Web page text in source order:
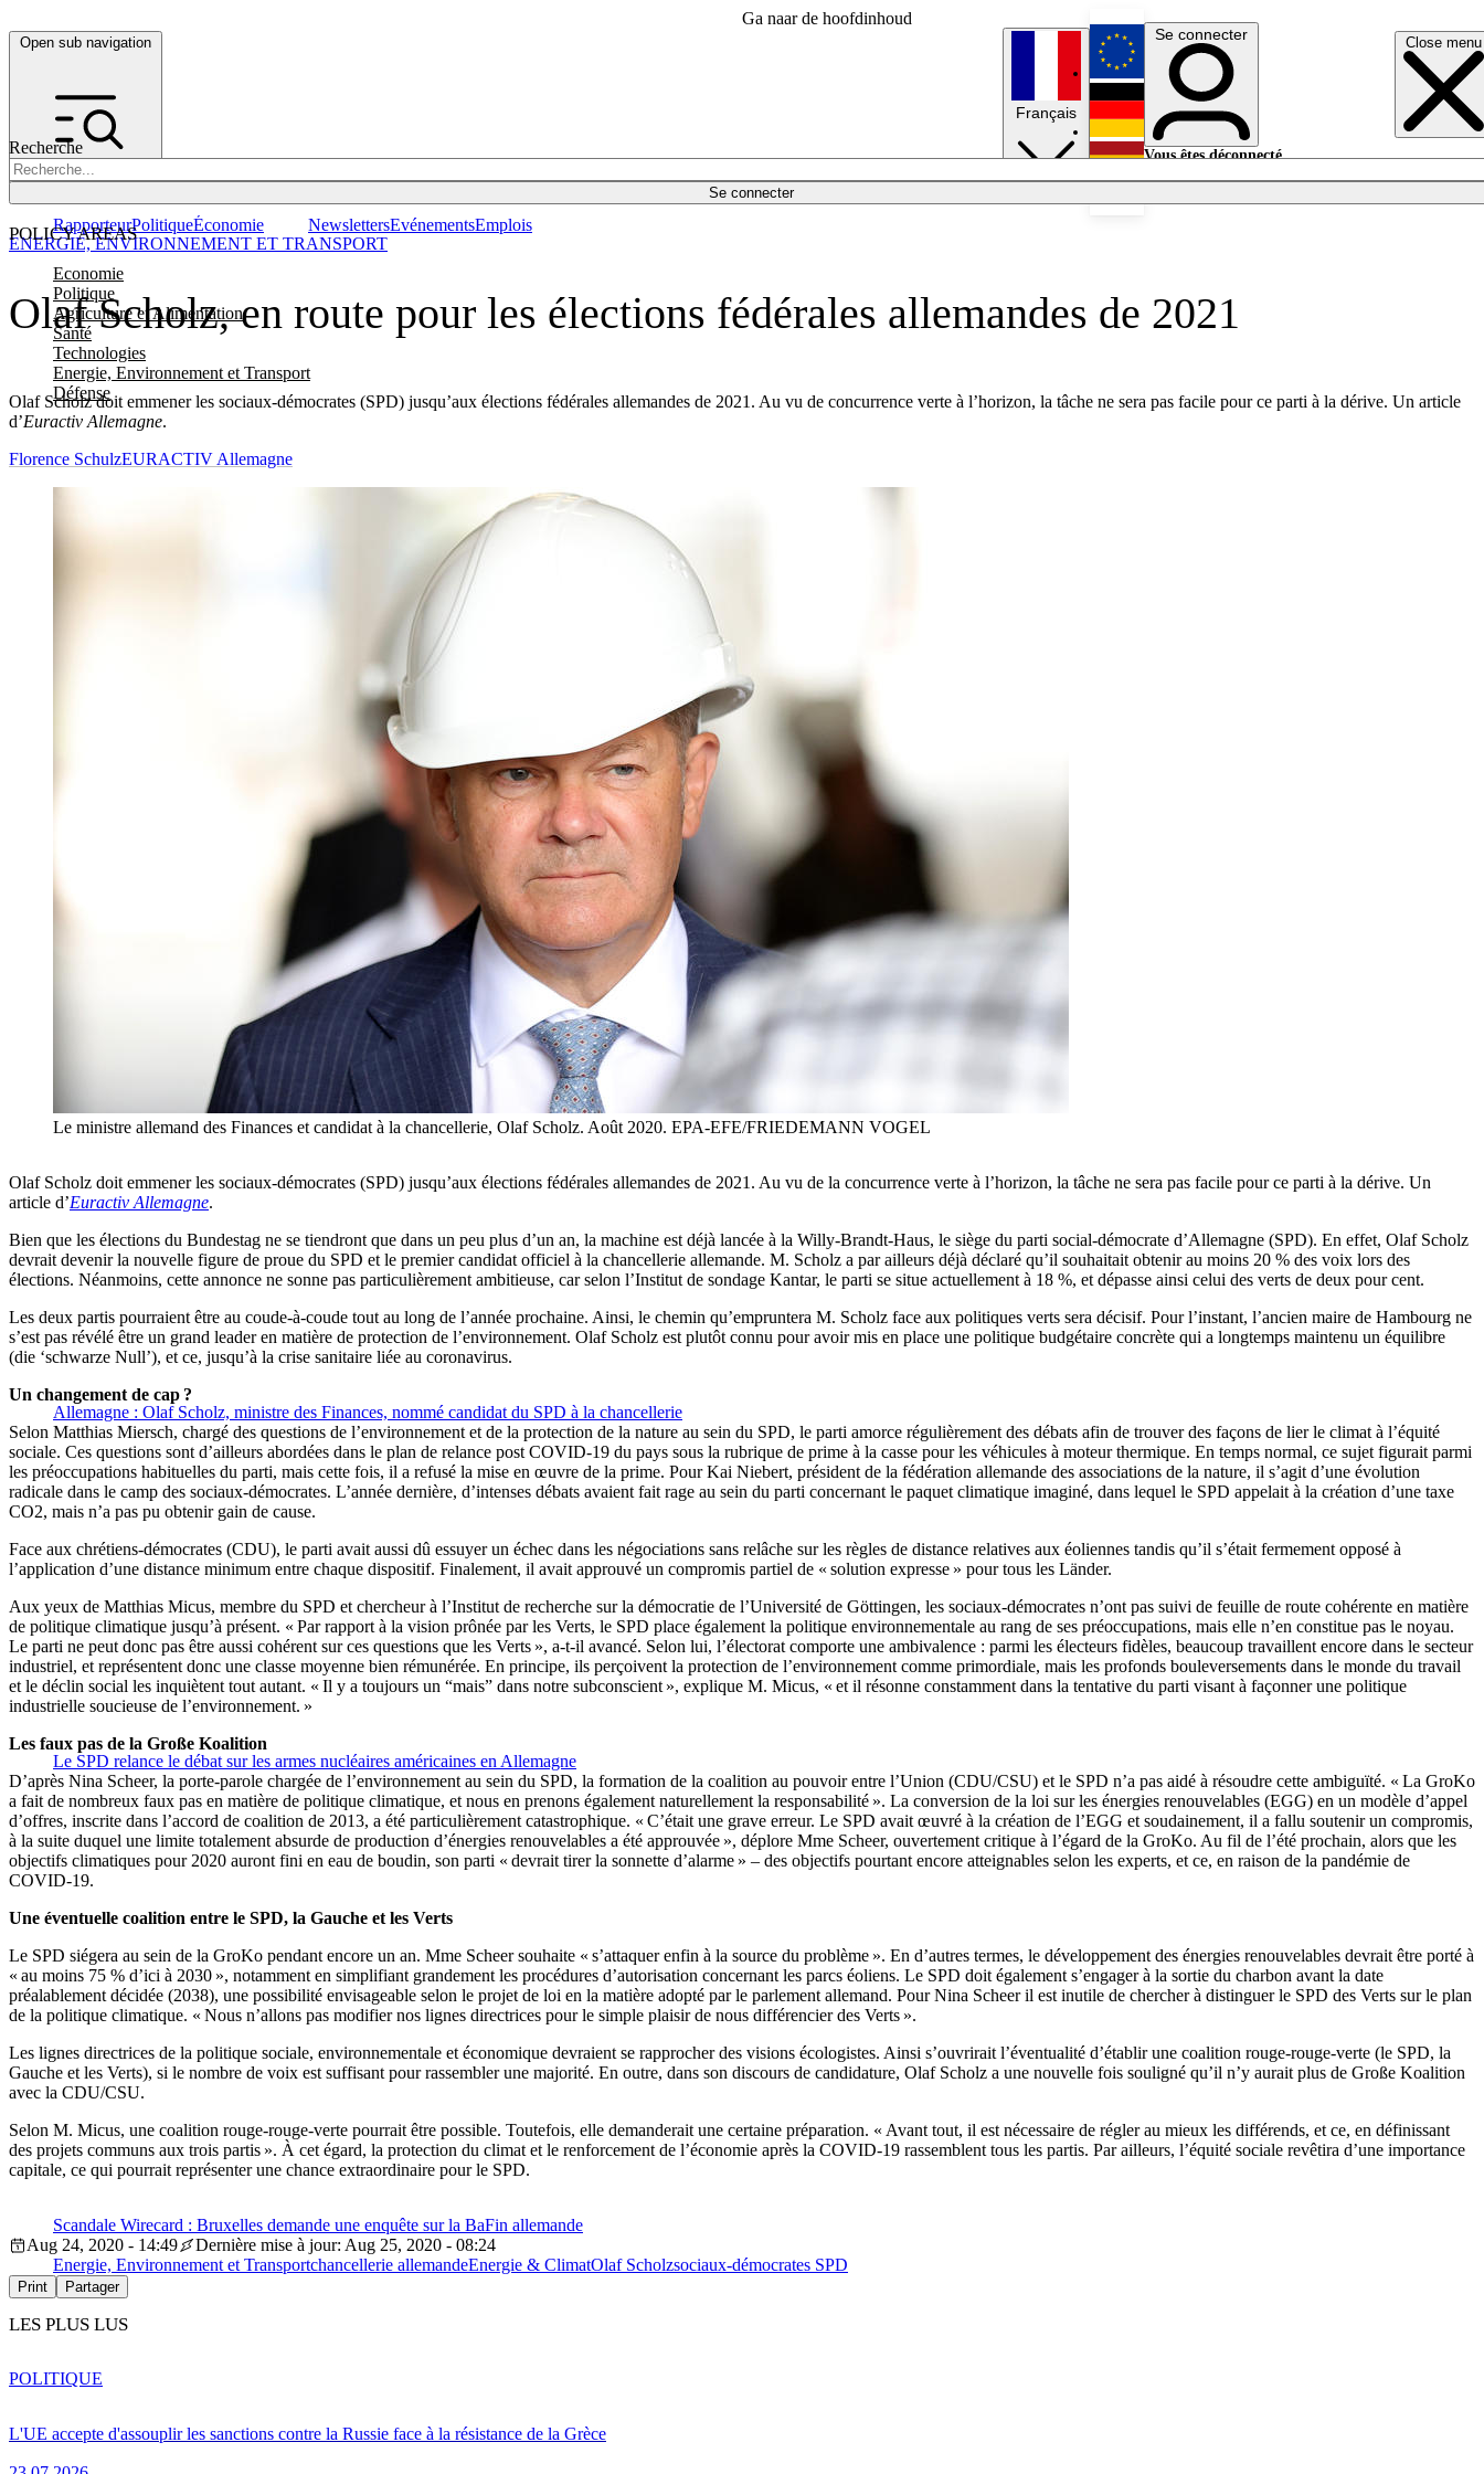
Ga naar de hoofdinhoud
Open sub navigation Close menu
Recherche
Se connecter
POLICY AREAS
Economie
Politique
Agriculture et Alimentation
Santé
Technologies
Energie, Environnement et Transport
Défense
RapporteurPolitiqueÉconomie NewslettersEvénementsEmplois
Français
English
Deutsch
Se connecter
Vous êtes déconnecté.
Olaf Scholz, en route pour les élections fédérales allemandes de 2021
Olaf Scholz doit emmener les sociaux-démocrates (SPD) jusqu’aux élections fédérales allemandes de 2021. Au vu de concurrence verte à l’horizon, la tâche ne sera pas facile pour ce parti à la dérive. Un article
d’Euractiv Allemagne.
ENERGIE, ENVIRONNEMENT ET TRANSPORT
Florence SchulzEURACTIV Allemagne
Le ministre allemand des Finances et candidat à la chancellerie, Olaf Scholz. Août 2020. EPA-EFE/FRIEDEMANN VOGEL
Olaf Scholz doit emmener les sociaux-démocrates (SPD) jusqu’aux élections fédérales allemandes de 2021. Au vu de la concurrence verte à l’horizon, la tâche ne sera pas facile pour ce parti à la dérive. Un
article d’Euractiv Allemagne.
Bien que les élections du Bundestag ne se tiendront que dans un peu plus d’un an, la machine est déjà lancée à la Willy-Brandt-Haus, le siège du parti social-démocrate d’Allemagne (SPD). En effet, Olaf Scholz
devrait devenir la nouvelle figure de proue du SPD et le premier candidat officiel à la chancellerie allemande. M. Scholz a par ailleurs déjà déclaré qu’il souhaitait obtenir au moins 20 % des voix lors des
élections. Néanmoins, cette annonce ne sonne pas particulièrement ambitieuse, car selon l’Institut de sondage Kantar, le parti se situe actuellement à 18 %, et dépasse ainsi celui des verts de deux pour cent.
Les deux partis pourraient être au coude-à-coude tout au long de l’année prochaine. Ainsi, le chemin qu’empruntera M. Scholz face aux politiques verts sera décisif. Pour l’instant, l’ancien maire de Hambourg ne
s’est pas révélé être un grand leader en matière de protection de l’environnement. Olaf Scholz est plutôt connu pour avoir mis en place une politique budgétaire concrète qui a longtemps maintenu un équilibre
(die ‘schwarze Null’), et ce, jusqu’à la crise sanitaire liée au coronavirus.
Allemagne : Olaf Scholz, ministre des Finances, nommé candidat du SPD à la chancellerie
Un changement de cap ?
Selon Matthias Miersch, chargé des questions de l’environnement et de la protection de la nature au sein du SPD, le parti amorce régulièrement des débats afin de trouver des façons de lier le climat à l’équité
sociale. Ces questions sont d’ailleurs abordées dans le plan de relance post COVID-19 du pays sous la rubrique de prime à la casse pour les véhicules à moteur thermique. En temps normal, ce sujet figurait parmi
les préoccupations habituelles du parti, mais cette fois, il a refusé la mise en œuvre de la prime. Pour Kai Niebert, président de la fédération allemande des associations de la nature, il s’agit d’une évolution
radicale dans le camp des sociaux-démocrates. L’année dernière, d’intenses débats avaient fait rage au sein du parti concernant le paquet climatique imaginé, dans lequel le SPD appelait à la création d’une taxe
CO2, mais n’a pas pu obtenir gain de cause.
Face aux chrétiens-démocrates (CDU), le parti avait aussi dû essuyer un échec dans les négociations sans relâche sur les règles de distance relatives aux éoliennes tandis qu’il s’était fermement opposé à
l’application d’une distance minimum entre chaque dispositif. Finalement, il avait approuvé un compromis partiel de « solution expresse » pour tous les Länder.
Aux yeux de Matthias Micus, membre du SPD et chercheur à l’Institut de recherche sur la démocratie de l’Université de Göttingen, les sociaux-démocrates n’ont pas suivi de feuille de route cohérente en matière
de politique climatique jusqu’à présent. « Par rapport à la vision prônée par les Verts, le SPD place également la politique environnementale au rang de ses préoccupations, mais elle n’en constitue pas le noyau.
Le parti ne peut donc pas être aussi cohérent sur ces questions que les Verts », a-t-il avancé. Selon lui, l’électorat comporte une ambivalence : parmi les électeurs fidèles, beaucoup travaillent encore dans le secteur
industriel, et représentent donc une classe moyenne bien rémunérée. En principe, ils perçoivent la protection de l’environnement comme primordiale, mais les profonds bouleversements dans le monde du travail
et le déclin social les inquiètent tout autant. « Il y a toujours un “mais” dans notre subconscient », explique M. Micus, « et il résonne constamment dans la tentative du parti visant à façonner une politique
industrielle soucieuse de l’environnement. »
Le SPD relance le débat sur les armes nucléaires américaines en Allemagne
Les faux pas de la Große Koalition
D’après Nina Scheer, la porte-parole chargée de l’environnement au sein du SPD, la formation de la coalition au pouvoir entre l’Union (CDU/CSU) et le SPD n’a pas aidé à résoudre cette ambiguïté. « La GroKo
a fait de nombreux faux pas en matière de politique climatique, et nous en prenons également naturellement la responsabilité ». La conversion de la loi sur les énergies renouvelables (EGG) en un modèle d’appel
d’offres, inscrite dans l’accord de coalition de 2013, a été particulièrement catastrophique. « C’était une grave erreur. Le SPD avait œuvré à la création de l’EGG et soudainement, il a fallu soutenir un compromis,
à la suite duquel une limite totalement absurde de production d’énergies renouvelables a été approuvée », déplore Mme Scheer, ouvertement critique à l’égard de la GroKo. Au fil de l’été prochain, alors que les
objectifs climatiques pour 2020 auront fini en eau de boudin, son parti « devrait tirer la sonnette d’alarme » – des objectifs pourtant encore atteignables selon les experts, et ce, en raison de la pandémie de
COVID-19.
Une éventuelle coalition entre le SPD, la Gauche et les Verts
Le SPD siégera au sein de la GroKo pendant encore un an. Mme Scheer souhaite « s’attaquer enfin à la source du problème ». En d’autres termes, le développement des énergies renouvelables devrait être porté à
« au moins 75 % d’ici à 2030 », notamment en simplifiant grandement les procédures d’autorisation concernant les parcs éoliens. Le SPD doit également s’engager à la sortie du charbon avant la date
préalablement décidée (2038), une possibilité envisageable selon le projet de loi en la matière adopté par le parlement allemand. Pour Nina Scheer il est inutile de chercher à distinguer le SPD des Verts sur le plan
de la politique climatique. « Nous n’allons pas modifier nos lignes directrices pour le simple plaisir de nous différencier des Verts ».
Les lignes directrices de la politique sociale, environnementale et économique devraient se rapprocher des visions écologistes. Ainsi s’ouvrirait l’éventualité d’établir une coalition rouge-rouge-verte (le SPD, la
Gauche et les Verts), si le nombre de voix est suffisant pour rassembler une majorité. En outre, dans son discours de candidature, Olaf Scholz a une nouvelle fois souligné qu’il n’y aurait plus de Große Koalition
avec la CDU/CSU.
Selon M. Micus, une coalition rouge-rouge-verte pourrait être possible. Toutefois, elle demanderait une certaine préparation. « Avant tout, il est nécessaire de régler au mieux les différends, et ce, en définissant
des projets communs aux trois partis ». À cet égard, la protection du climat et le renforcement de l’économie après la COVID-19 rassemblent tous les partis. Par ailleurs, l’équité sociale revêtira d’une importance
capitale, ce qui pourrait représenter une chance extraordinaire pour le SPD.
Scandale Wirecard : Bruxelles demande une enquête sur la BaFin allemande
Aug 24, 2020 - 14:49
Dernière mise à jour: Aug 25, 2020 - 08:24
Energie, Environnement et Transportchancellerie allemandeEnergie & ClimatOlaf Scholzsociaux-démocrates SPD
Print Partager
LES PLUS LUS
L'UE accepte d'assouplir les sanctions contre la Russie face à la résistance de la Grèce
POLITIQUE